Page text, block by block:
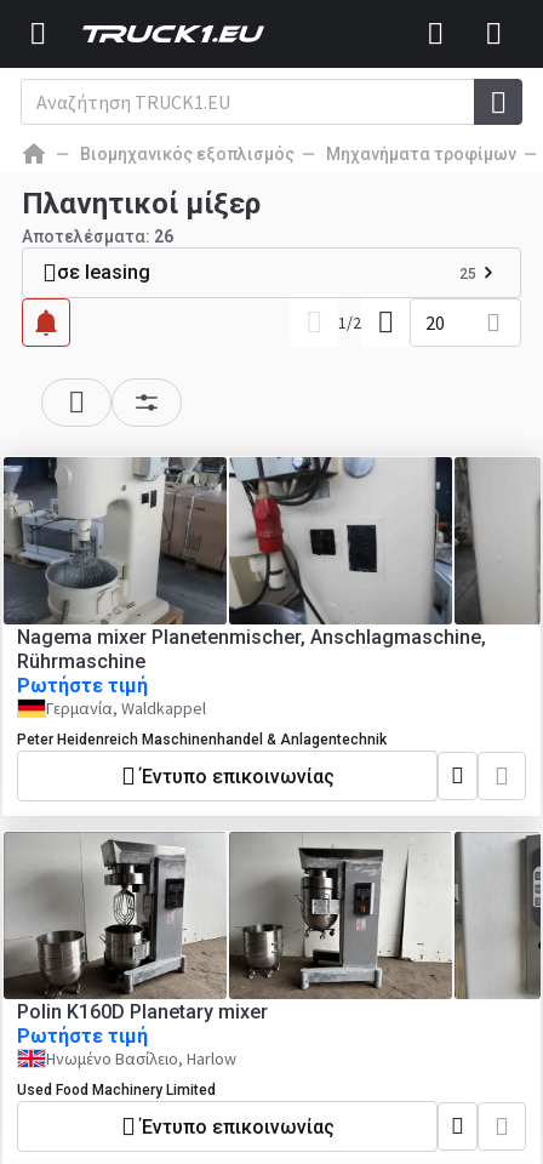
Βιομηχανικός εξοπλισμός Μηχανήματα τροφίμων
Πλανητικοί μίξερ
Αποτελέσματα: 26
σε leasing 25
1/2 20
Nagema mixer Planetenmischer, Anschlagmaschine,
Rührmaschine
Ρωτήστε τιμή
Γερμανία, Waldkappel
Peter Heidenreich Maschinenhandel & Anlagentechnik
Έντυπο επικοινωνίας
Polin K160D Planetary mixer
Ρωτήστε τιμή
Ηνωμένο Βασίλειο, Harlow
Used Food Machinery Limited
Έντυπο επικοινωνίας